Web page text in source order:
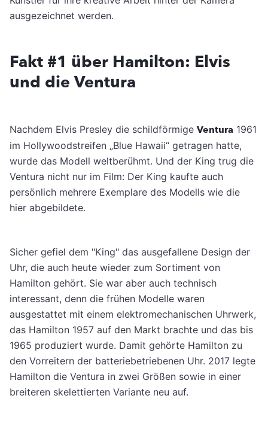
ausgezeichnet werden.
Fakt #1 über Hamilton: Elvis
und die Ventura
Nachdem Elvis Presley die schildförmige Ventura 1961
im Hollywoodstreifen „Blue Hawaii“ getragen hatte,
wurde das Modell weltberühmt. Und der King trug die
Ventura nicht nur im Film: Der King kaufte auch
persönlich mehrere Exemplare des Modells wie die
hier abgebildete.
Sicher gefiel dem "King" das ausgefallene Design der
Uhr, die auch heute wieder zum Sortiment von
Hamilton gehört. Sie war aber auch technisch
interessant, denn die frühen Modelle waren
ausgestattet mit einem elektromechanischen Uhrwerk,
das Hamilton 1957 auf den Markt brachte und das bis
1965 produziert wurde. Damit gehörte Hamilton zu
den Vorreitern der batteriebetriebenen Uhr. 2017 legte
Hamilton die Ventura in zwei Größen sowie in einer
breiteren skelettierten Variante neu auf.